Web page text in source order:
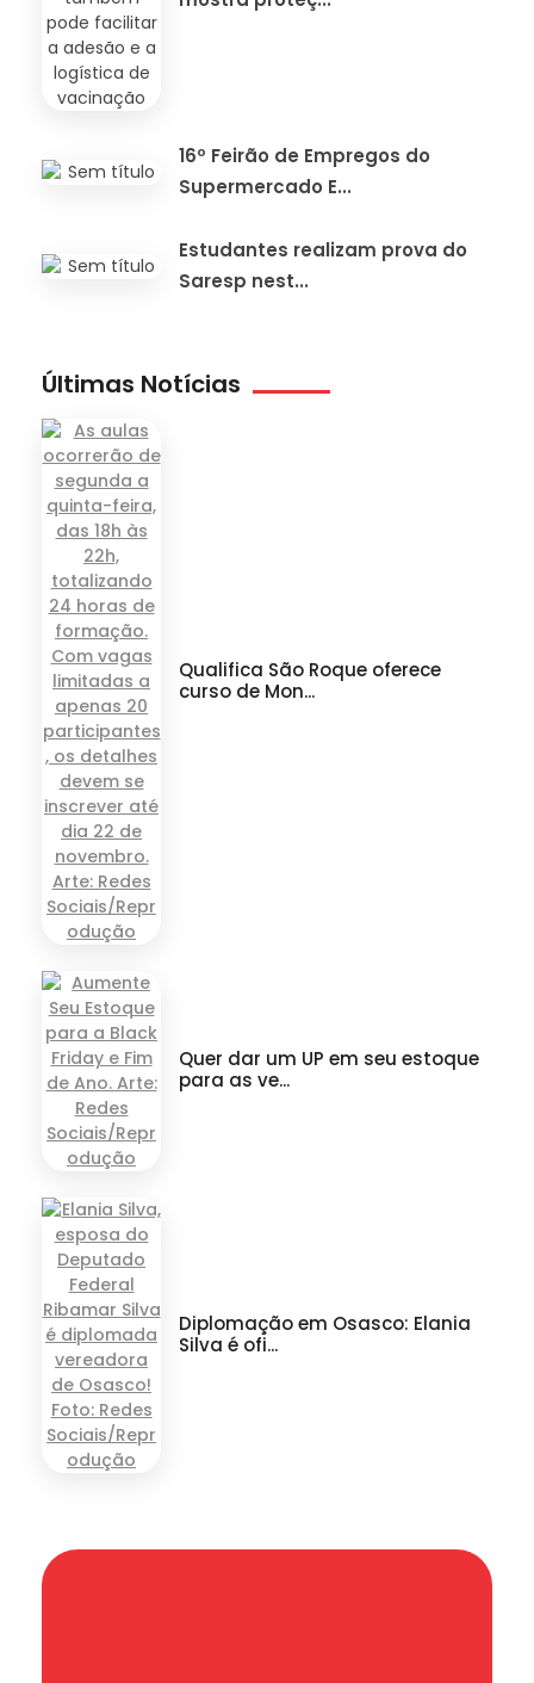
16º Feirão de Empregos do
Supermercado E...
Estudantes realizam prova do
Saresp nest...
Últimas Notícias
Qualifica São Roque oferece
curso de Mon...
Quer dar um UP em seu estoque
para as ve...
Diplomação em Osasco: Elania
Silva é ofi...